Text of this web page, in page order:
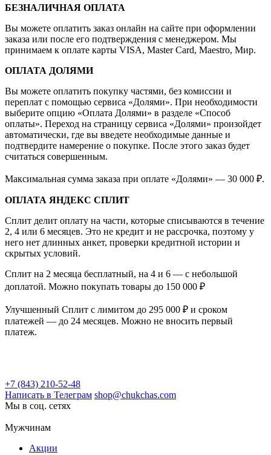
БЕЗНАЛИЧНАЯ ОПЛАТА
Вы можете оплатить заказ онлайн на сайте при оформлении
заказа или после его подтверждения с менеджером. Мы
принимаем к оплате карты VISA, Master Card, Maestro, Мир.
ОПЛАТА ДОЛЯМИ
Вы можете оплатить покупку частями, без комиссии и
переплат с помощью сервиса «Долями». При необходимости
выберите опцию «Оплата Долями» в разделе «Способ
оплаты». Переход на страницу сервиса «Долями» произойдет
автоматически, где вы введете необходимые данные и
подтвердите намерение о покупке. После этого заказ будет
считаться совершенным.
Максимальная сумма заказа при оплате «Долями» — 30 000 ₽.
ОПЛАТА ЯНДЕКС СПЛИТ
Сплит делит оплату на части, которые списываются в течение
2, 4 или 6 месяцев. Это не кредит и не рассрочка, поэтому у
него нет длинных анкет, проверки кредитной истории и
скрытых условий.
Сплит на 2 месяца бесплатный, на 4 и 6 — с небольшой
доплатой. Можно покупать товары до 150 000 ₽
Улучшенный Сплит с лимитом до 295 000 ₽ и сроком
платежей — до 24 месяцев. Можно не вносить первый
платеж.
+7 (843) 210-52-48
Написать в Телеграм shop@chukchas.com
Мы в соц. сетях
Мужчинам
Акции